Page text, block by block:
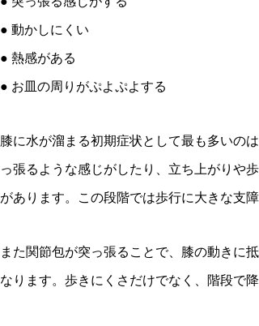
● 動かしにくい
● 熱感がある
● お皿の周りがぷよぷよする
膝に水が溜まる初期症状として最も多いの
っ張るような感じがしたり、立ち上がりや
があります。この段階では歩行に大きな支
また関節包が突っ張ることで、膝の動きに
なります。歩きにくさだけでなく、階段で